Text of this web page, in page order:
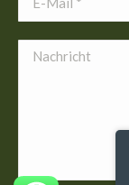
Nachricht